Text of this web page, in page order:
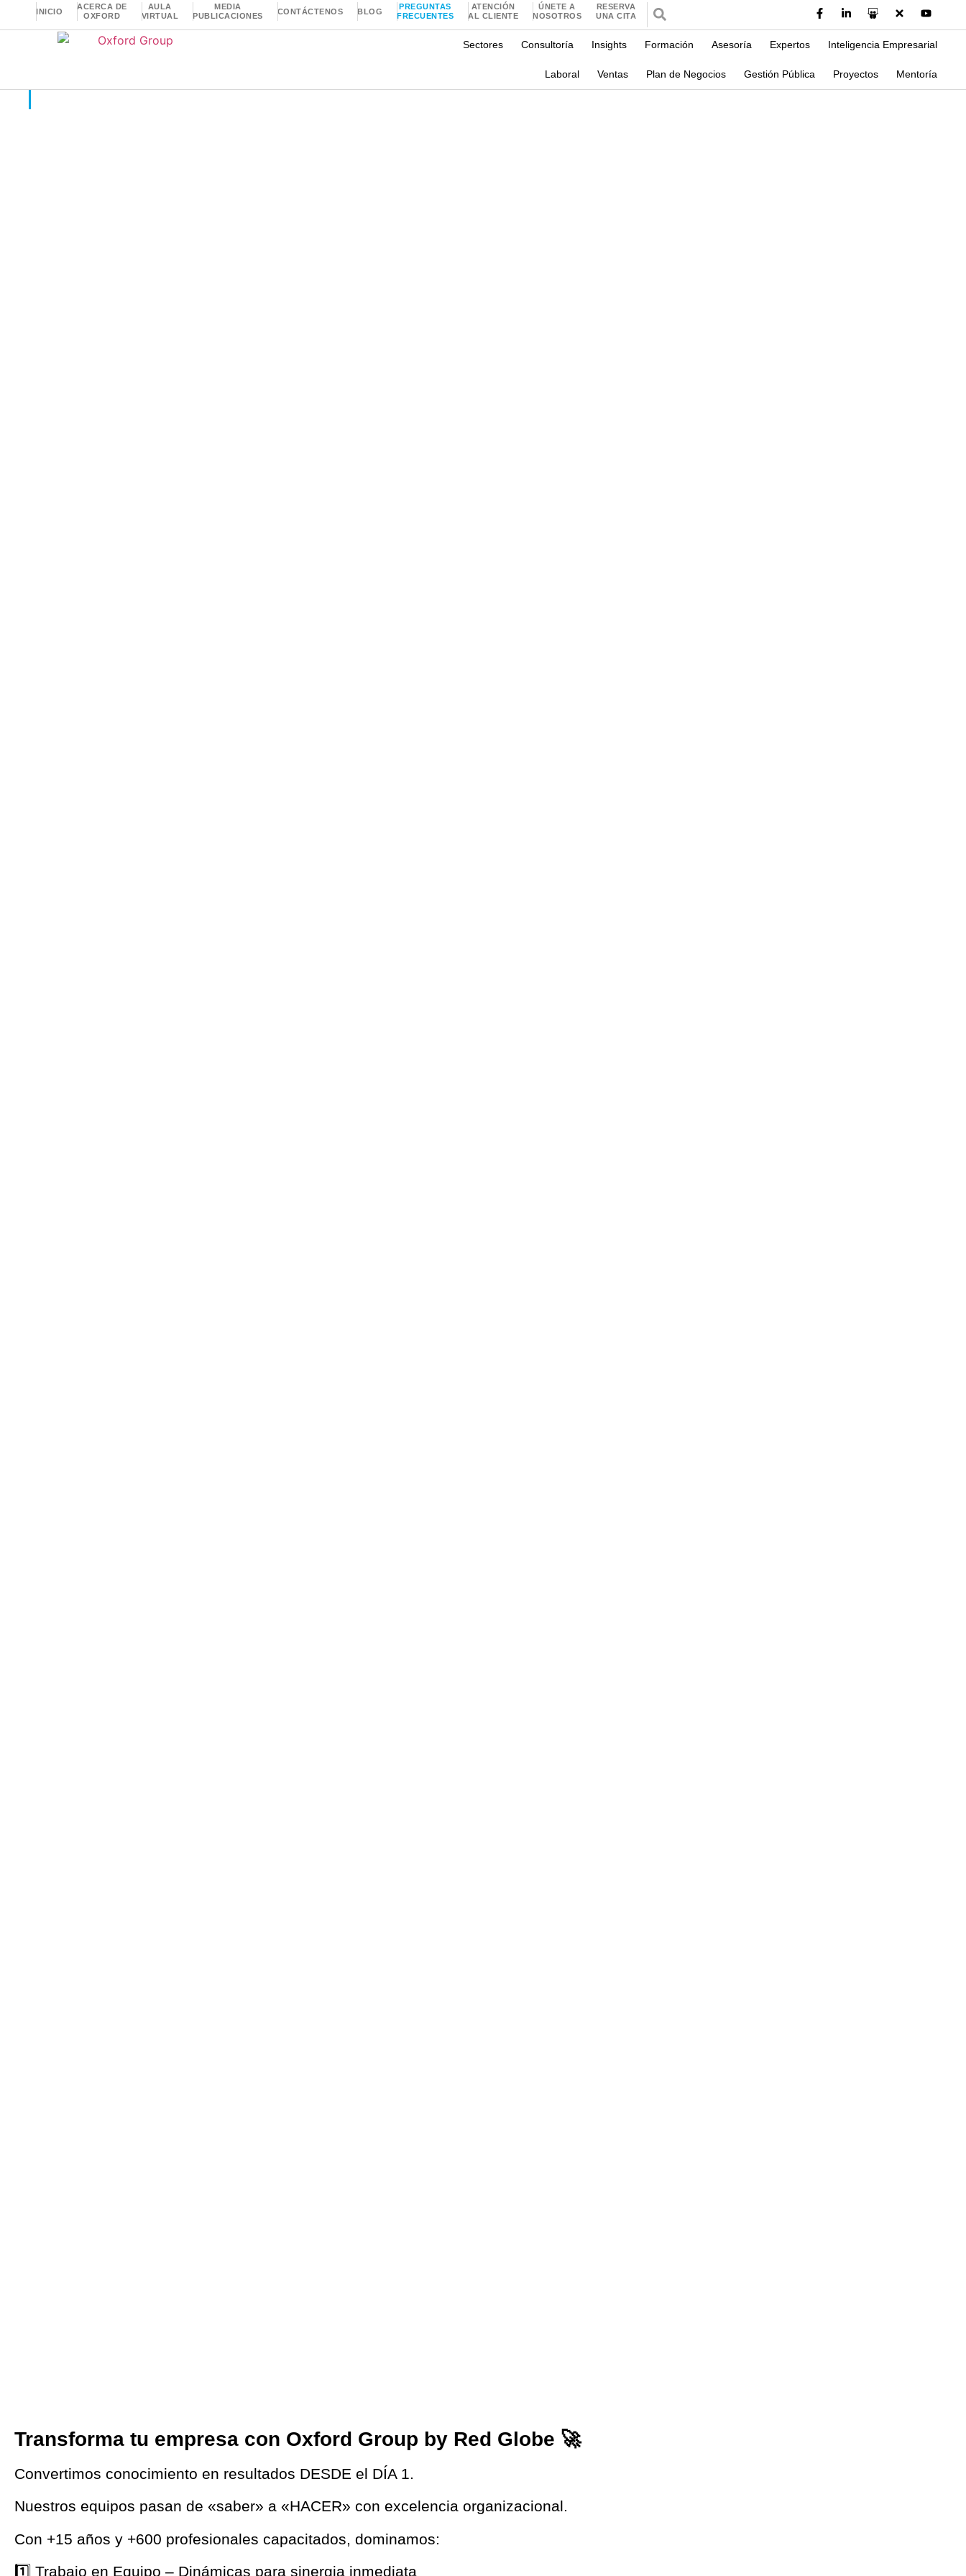
INICIO
ACERCA DE
OXFORD
AULA
VIRTUAL
MEDIA
PUBLICACIONES
CONTÁCTENOS BLOG
PREGUNTAS
FRECUENTES
ATENCIÓN
AL CLIENTE
ÚNETE A
NOSOTROS
RESERVA
UNA CITA
Sectores Consultoría Insights Formación Asesoría Expertos Inteligencia Empresarial
Laboral Ventas Plan de Negocios Gestión Pública Proyectos Mentoría
Transforma tu empresa con Oxford Group by Red Globe 🚀
Convertimos conocimiento en resultados DESDE el DÍA 1.
Nuestros equipos pasan de «saber» a «HACER» con excelencia organizacional.
Con +15 años y +600 profesionales capacitados, dominamos:
1️⃣ Trabajo en Equipo – Dinámicas para sinergia inmediata